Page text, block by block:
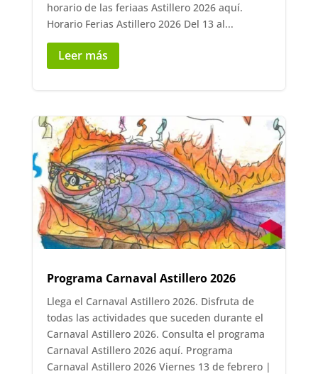
horario de las feriaas Astillero 2026 aquí.
Horario Ferias Astillero 2026 Del 13 al...
Leer más
Programa Carnaval Astillero 2026
Llega el Carnaval Astillero 2026. Disfruta de
todas las actividades que suceden durante el
Carnaval Astillero 2026. Consulta el programa
Carnaval Astillero 2026 aquí. Programa
Carnaval Astillero 2026 Viernes 13 de febrero |